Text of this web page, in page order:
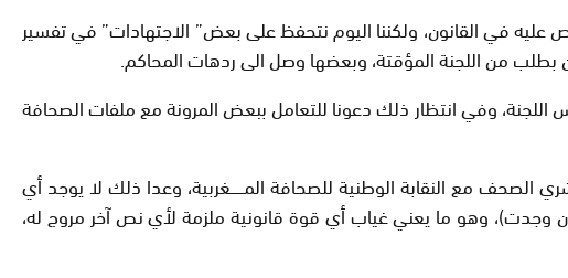
عليه في القانون، ولكننا اليوم نتحفظ على بعض” الاجتهادات” في تفسير
من اللجنة المؤقتة، وبعضها وصل الى ردهات المحاكم.
اللجنة، وفي انتظار ذلك دعونا للتعامل ببعض المرونة مع ملفات الصحافة
الصحف مع النقابة الوطنية للصحافة المــــــغربية، وعدا ذلك لا يوجد أي
وجدت)، وهو ما يعني غياب أي قوة قانونية ملزمة لأي نص آخر مروج له،